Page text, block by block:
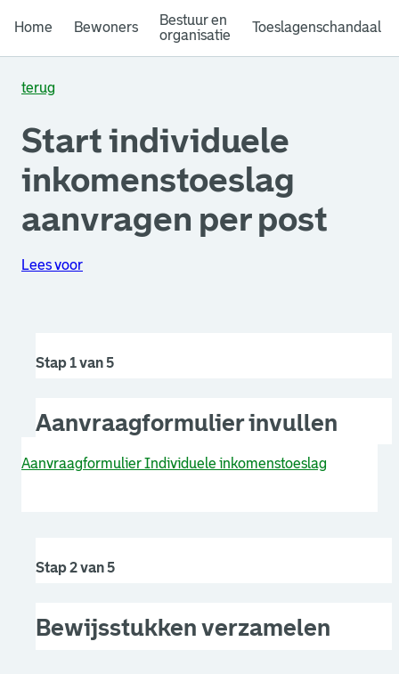
Home Bewoners
Bestuur en
organisatie
Toeslagenschandaal
terug
Start individuele
inkomenstoeslag
aanvragen per post
Lees voor
Stap 1 van 5
Aanvraagformulier invullen
Aanvraagformulier Individuele inkomenstoeslag
Stap 2 van 5
Bewijsstukken verzamelen